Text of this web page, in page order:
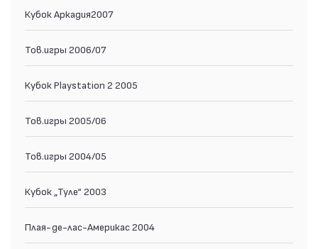
Кубок Аркадия2007
Тов.игры 2006/07
Кубок Playstation 2 2005
Тов.игры 2005/06
Тов.игры 2004/05
Кубок „Туле“ 2003
Плая-де-лас-Америкас 2004